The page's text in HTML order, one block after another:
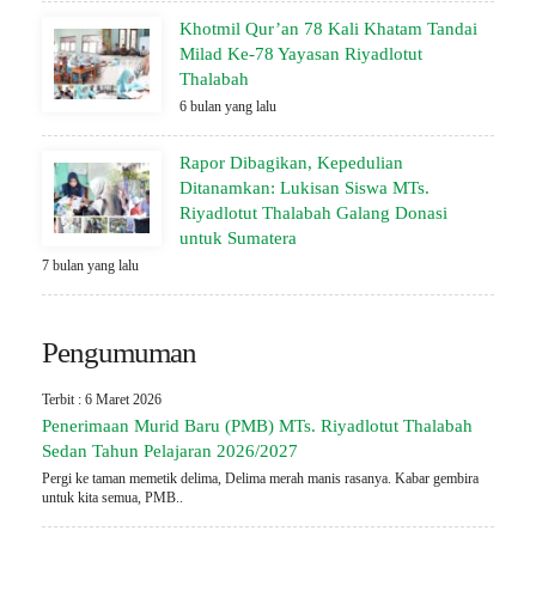
Khotmil Qur’an 78 Kali Khatam Tandai
Milad Ke-78 Yayasan Riyadlotut
Thalabah
6 bulan yang lalu
Rapor Dibagikan, Kepedulian
Ditanamkan: Lukisan Siswa MTs.
Riyadlotut Thalabah Galang Donasi
untuk Sumatera
7 bulan yang lalu
Pengumuman
Terbit : 6 Maret 2026
Penerimaan Murid Baru (PMB) MTs. Riyadlotut Thalabah
Sedan Tahun Pelajaran 2026/2027
Pergi ke taman memetik delima, Delima merah manis rasanya. Kabar gembira
untuk kita semua, PMB..